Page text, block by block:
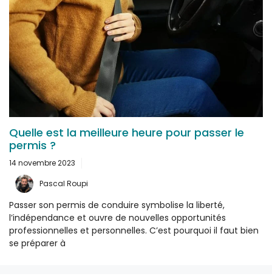
Quelle est la meilleure heure pour passer le
permis ?
14 novembre 2023
Pascal Roupi
Passer son permis de conduire symbolise la liberté,
l’indépendance et ouvre de nouvelles opportunités
professionnelles et personnelles. C’est pourquoi il faut bien
se préparer à